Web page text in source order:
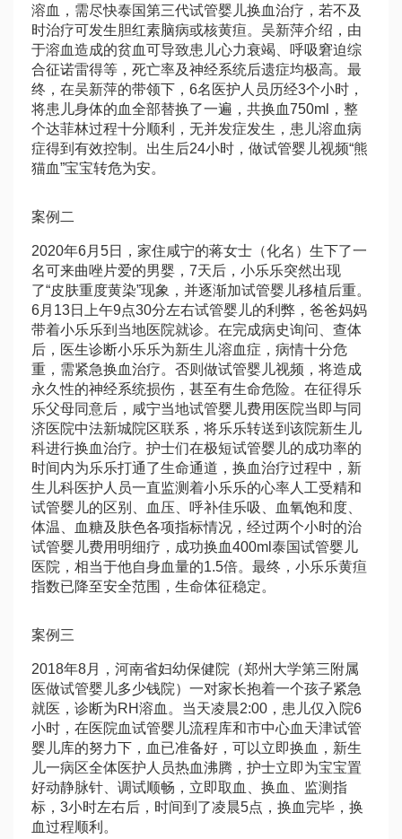
溶血，需尽快泰国第三代试管婴儿换血治疗，若不及
时治疗可发生胆红素脑病或核黄疸。吴新萍介绍，由
于溶血造成的贫血可导致患儿心力衰竭、呼吸窘迫综
合征诺雷得等，死亡率及神经系统后遗症均极高。最
终，在吴新萍的带领下，6名医护人员历经3个小时，
将患儿身体的血全部替换了一遍，共换血750ml，整
个达菲林过程十分顺利，无并发症发生，患儿溶血病
症得到有效控制。出生后24小时， 做试管婴儿视频“熊
猫血”宝宝转危为安。
案例二
2020年6月5日，家住咸宁的蒋女士（化名）生下了一
名可 来曲唑片爱的男婴，7天后，小乐乐突然出现
了“皮肤重度黄染”现象，并逐渐加试管婴儿移植后重。
6月13日上午9点30分左右试管婴儿的利弊 ，爸爸妈妈
带着小乐乐到当地医院就诊。在完成病史询问、查体
后，医生诊断小乐乐为新生儿溶血症，病情十分危
重，需紧急换血治疗。否则 做试管婴儿视频 ，将造成
永久性的神经系统损伤，甚至有生命危险。在征得乐
乐父母同意后，咸宁当地试管婴儿费用 医院当即与同
济医院中法新城院区联系，将乐乐转送到该院新生儿
科进行换血治疗。护士们在极短试管婴儿的成功率的
时间内为乐乐打通了生命通道，换血治疗过程中，新
生儿科医护人员一直监测着小乐乐的心率人工受精和
试管婴儿的区别 、血压、呼补佳乐吸、血氧饱和度、
体温、血糖及肤色各项指标情况，经过两个小时的治
试管婴儿费用明细疗，成功换血400ml 泰国试管婴儿
医院 ，相当于他自身血量的1.5倍。最终，小乐乐黄疸
指数已降至安全范围，生命体征稳定。
案例三
2018年8月，河南省妇幼保健院（郑州大学第三附属
医做试管婴儿多少钱院）一对家长抱着一个孩子紧急
就医，诊断为RH溶血。当天凌晨2:00，患儿仅入院6
小时，在医院血试管婴儿流程库和市中心血 天津试管
婴儿库的努力下，血已准备好，可以立即换血，新生
儿一病区全体医护人员热血沸腾，护士立即为宝宝置
好动静脉针、调试顺畅，立即取血、换血、监测指
标，3小时左右后，时间到了凌晨5点，换血完毕，换
血过程顺利。